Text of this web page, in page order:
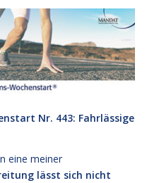
Nr. 443: Fahrlässige
eine meiner
lässt sich nicht